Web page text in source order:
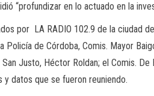
“profundizar en lo actuado en la
por LA RADIO 102.9 de la ciudad
Policía de Córdoba, Comis. Mayor
Justo, Héctor Roldan; el Comis.
y datos que se fueron reuniendo.